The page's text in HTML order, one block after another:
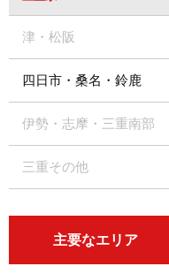
津・松阪
四日市・桑名・鈴鹿
伊勢・志摩・三重南部
三重その他
主要なエリア